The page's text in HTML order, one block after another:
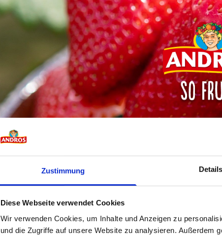
Zustimmung Details
Diese Webseite verwendet Cookies
Wir verwenden Cookies, um Inhalte und Anzeigen zu
und die Zugriffe auf unsere Website zu analysieren. Außerdem